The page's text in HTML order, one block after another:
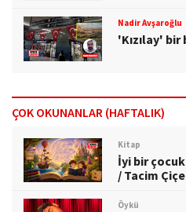
Nadir Avşaroğlu
'Kızılay' bir
ÇOK OKUNANLAR (HAFTALIK)
Kitap
İyi bir çocuk
/ Tacim
Öykü